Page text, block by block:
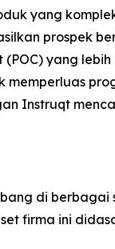
yang
prospek
yang
memperluas
Instruqt
di berbagai
firma ini